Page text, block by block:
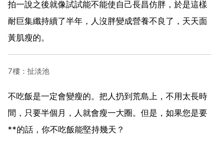
拍一說之後就像試試能不能使自己長昌仿胖，於是這樣
耐巨集纖持續了半年，人沒胖變成營養不良了，天天面
黃肌瘦的。
7樓：扯淡池
不吃飯是一定會變瘦的。把人扔到荒島上，不用太長時
間，只要半個月，人就會瘦一大圈。但是，如果您是要
**的話，你不吃飯能堅持幾天？